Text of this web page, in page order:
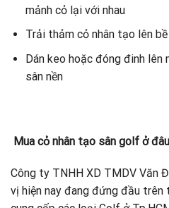
mảnh cỏ lại với nhau
Trải thảm cỏ nhân tạo lên
Dán keo hoặc đóng đinh
sân nền
Mua cỏ nhân tạo sân golf ở
Công ty TNHH XD TMDV Văn
vị hiện nay đang đứng đầu